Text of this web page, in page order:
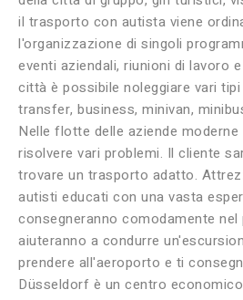
il trasporto con autista viene
l'organizzazione di singoli
eventi aziendali, riunioni di lavoro
città è possibile noleggiare vari
transfer, business, minivan,
Nelle flotte delle aziende
risolvere vari problemi. Il cliente
trovare un trasporto adatto.
autisti educati con una vasta
consegneranno comodamente
aiuteranno a condurre
prendere all'aeroporto e ti
Düsseldorf è un centro